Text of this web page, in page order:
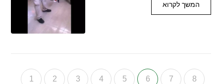
המשך לקרוא
1 2 3 4 5 6 7 8